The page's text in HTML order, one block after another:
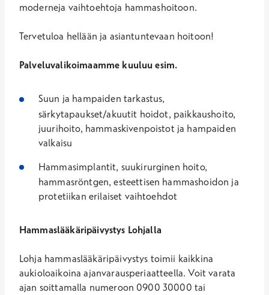
moderneja vaihtoehtoja hammashoitoon.
Tervetuloa hellään ja asiantuntevaan hoitoon!
Palveluvalikoimaamme kuuluu esim.
Suun ja hampaiden tarkastus,
särkytapaukset/akuutit hoidot, paikkaushoito,
juurihoito, hammaskivenpoistot ja hampaiden
valkaisu
Hammasimplantit, suukirurginen hoito,
hammasröntgen, esteettisen hammashoidon ja
protetiikan erilaiset vaihtoehdot
Hammaslääkäripäivystys Lohjalla
Lohja hammaslääkäripäivystys toimii kaikkina
aukioloaikoina ajanvarausperiaatteella. Voit varata
ajan soittamalla numeroon 0900 30000 tai